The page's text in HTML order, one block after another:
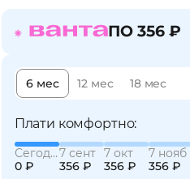
ПО 356 ₽
6 мес 12 мес 18 мес
Плати комфортно:
Сегодня
0 ₽
7 сент
356 ₽
7 окт
356 ₽
7 нояб
356 ₽